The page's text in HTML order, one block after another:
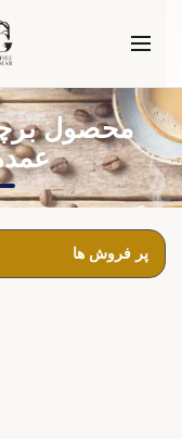
محصول